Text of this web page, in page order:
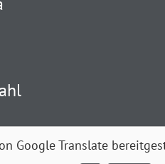
Google Translate